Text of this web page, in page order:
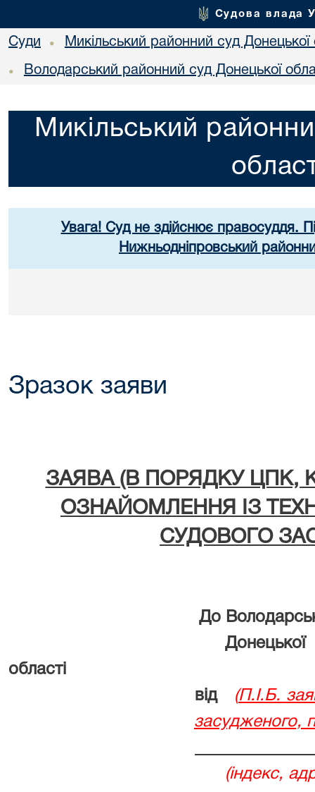
Судова влада
Суди • Микільський районний суд Донецької
• Володарський районний суд Донецької
Микільський
Увага! Суд не здійснює правосуддя.
Нижньодніпровський
Зразок заяви
ЗАЯВА (В ПОРЯДКУ
ОЗНАЙОМЛЕННЯ ІЗ
СУДОВОГО
До
Донецької
області
від
(П.І.Б.
засудженого,
(індекс, адреса